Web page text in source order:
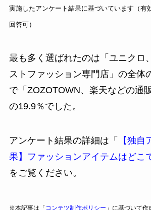
実施したアンケート結果に基づいています（有
回答可）
最も多く選ばれたのは「ユニクロ
ストファッション専門店」の全体
で「ZOZOTOWN、楽天などの通
の19.9％でした。
アンケート結果の詳細は「
【独自
果】ファッションアイテムはどこ
をご覧ください。
※本記事は「 コンテツ制作ポリシー 」に基づいて